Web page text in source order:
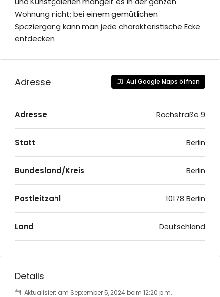
Wohnung nicht; bei einem gemütlichen
Spaziergang kann man jede charakteristische Ecke
entdecken.
Adresse Auf Google Maps öffnen
Adresse Rochstraße 9
Statt Berlin
Bundesland/Kreis Berlin
Postleitzahl 10178 Berlin
Land Deutschland
Details
Aktualisiert am September 5, 2024 beim 12:20 p.m.